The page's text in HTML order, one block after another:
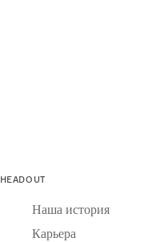
HEADOUT
Наша история
Карьера